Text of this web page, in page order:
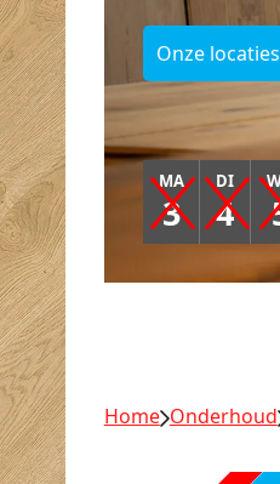
Onze
MA
3
DI
4
Home Onderhoud